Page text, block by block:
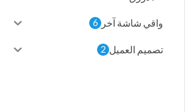
واقي شاشة آخر 6
تصميم العميل 2